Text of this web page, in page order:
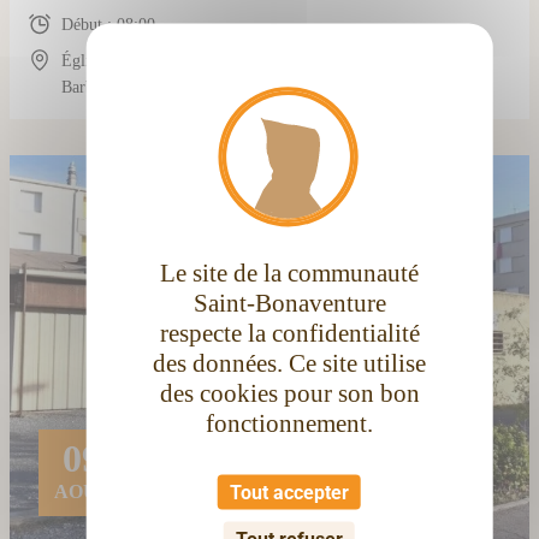
Le site de la communauté
Saint-Bonaventure
respecte la confidentialité
des données. Ce site utilise
des cookies pour son bon
fonctionnement.
Tout accepter
Début : 08:00
Église conventuelle Saint-Bonaventure, 3 Rue
Barbès, 11100 Narbonne, France
09
AOÛT